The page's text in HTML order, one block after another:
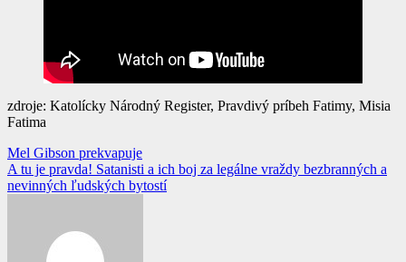
zdroje: Katolícky Národný Register, Pravdivý príbeh Fatimy, Misia
Fatima
Navigácia
v
Mel Gibson prekvapuje
A tu je pravda! Satanisti a ich boj za legálne vraždy bezbranných a
nevinných ľudských bytostí